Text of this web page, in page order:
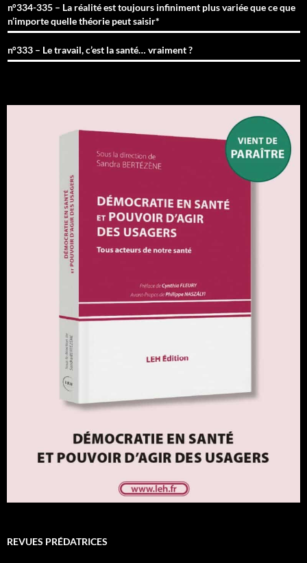
n°334-335 – La réalité est toujours infiniment plus variée que ce que
n’importe quelle théorie peut saisir*
n°333 – Le travail, c’est la santé… vraiment ?
REVUES PRÉDATRICES